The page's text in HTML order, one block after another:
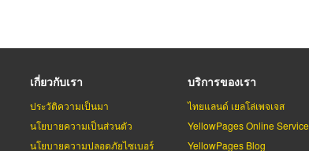
เกี่ยวกับเรา
ประวัติความเป็นมา
นโยบายความเป็นส่วนตัว
นโยบายความปลอดภัยไซเบอร์
บริการของเรา
ไทยแลนด์ เยลโล่เพจเจส
YellowPages Online Service
YellowPages Blog